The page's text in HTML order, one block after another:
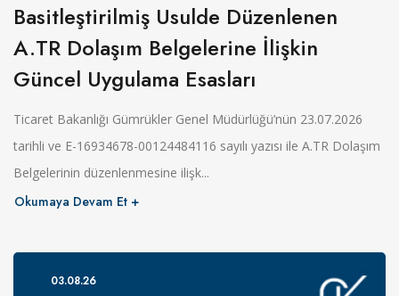
Basitleştirilmiş Usulde Düzenlenen
A.TR Dolaşım Belgelerine İlişkin
Güncel Uygulama Esasları
Ticaret Bakanlığı Gümrükler Genel Müdürlüğü’nün 23.07.2026
tarihli ve E-16934678-00124484116 sayılı yazısı ile A.TR Dolaşım
Belgelerinin düzenlenmesine ilişk...
Okumaya Devam Et
03.08.26